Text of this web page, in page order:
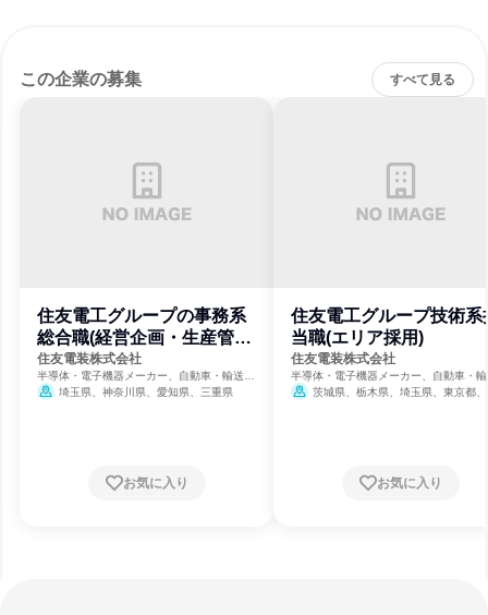
この企業の募集 すべて見る
住友電工グループの事務系
総合職(経営企画・生産管理
など)
住友電装株式会社
半導体・電子機器メーカー、自動車・輸送機
器メーカー
埼玉県、神奈川県、愛知県、三重県
お気に入り
住友電工グループ技術系
当職(エリア採用)
住友電装株式会社
半導体・電子機器メーカー、自動車・
器メーカー
茨城県、栃木県、埼玉県、東京都
お気に入り